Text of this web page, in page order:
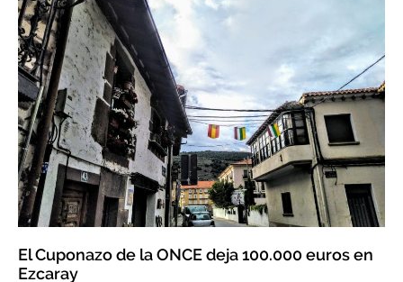
El Cuponazo de la ONCE deja 100.000 euros en
Ezcaray